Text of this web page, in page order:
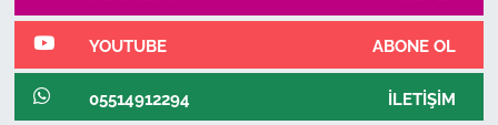
YOUTUBE ABONE OL
05514912294 İLETIŞIM